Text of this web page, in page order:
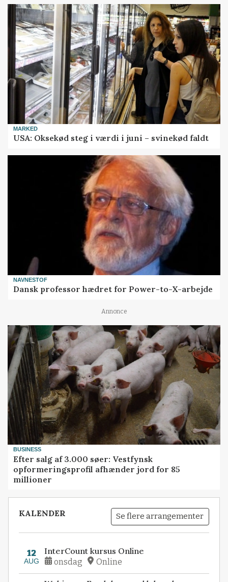
MARKED
USA: Oksekød steg i værdi i juni – svinekød faldt
NAVNESTOF
Dansk professor hædret for Power-to-X-arbejde
Annonce
BUSINESS
Efter salg af 3.000 søer: Vestfynsk
opformeringsprofil afhænder jord for 85
millioner
KALENDER Se flere arrangementer
12
AUG
InterCount kursus Online
onsdag Online